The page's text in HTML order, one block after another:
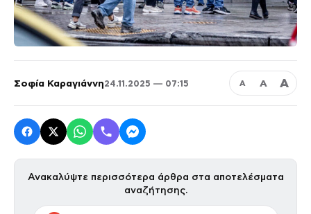
Σοφία Καραγιάννη24.11.2025 — 07:15 Α Α Α
Ανακαλύψτε περισσότερα άρθρα στα αποτελέσματα
αναζήτησης.